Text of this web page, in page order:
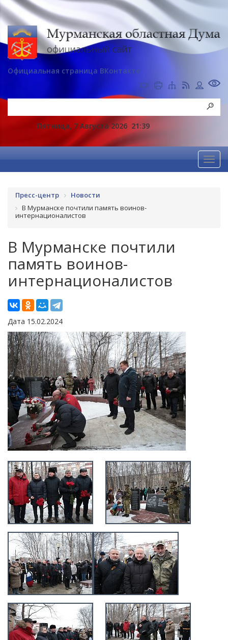
Официальная страница ВКонтакте
Пятница, 7 Августа 2026 21:39
Пресс-центр
Новости
В Мурманске почтили память воинов-
интернационалистов
В Мурманске почтили
память воинов-
интернационалистов
Дата 15.02.2024